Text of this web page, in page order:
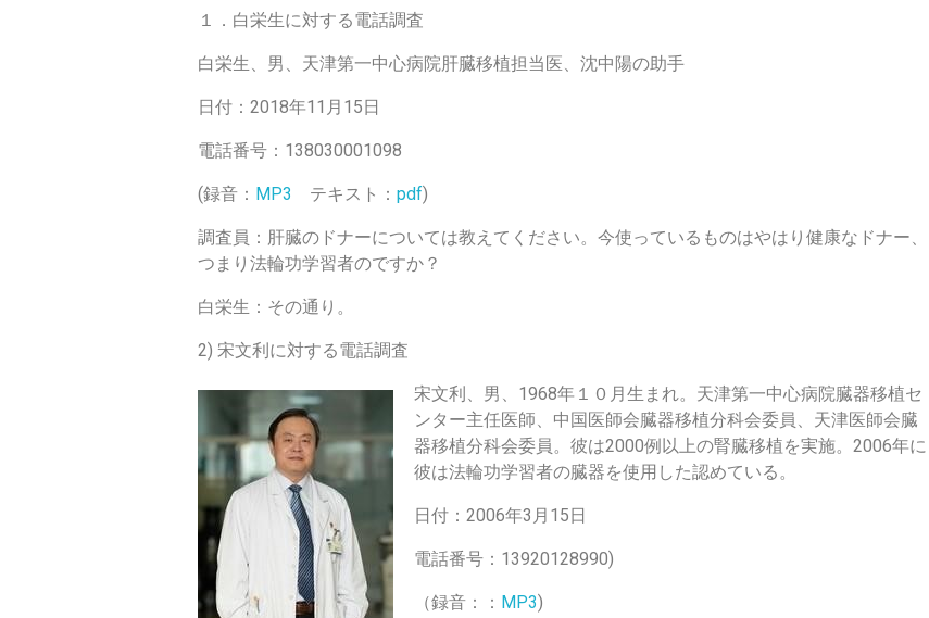
１．白栄生に対する電話調査
白栄生、男、天津第一中心病院肝臓移植担当医、沈中陽の助手
日付：2018年11月15日
電話番号：138030001098
(録音： MP3 テキスト： pdf)
調査員：肝臓のドナーについては教えてください。今使っているものはやはり健康なドナー、
つまり法輪功学習者のですか？
白栄生：その通り。
2) 宋文利に対する電話調査
宋文利、男、1968年１０月生まれ。天津第一中心病院臓器移植セ
ンター主任医師、中国医師会臓器移植分科会委員、天津医師会臓
器移植分科会委員。彼は2000例以上の腎臓移植を実施。2006年に
彼は法輪功学習者の臓器を使用した認めている。
日付：2006年3月15日
電話番号：13920128990)
（録音：： MP3)